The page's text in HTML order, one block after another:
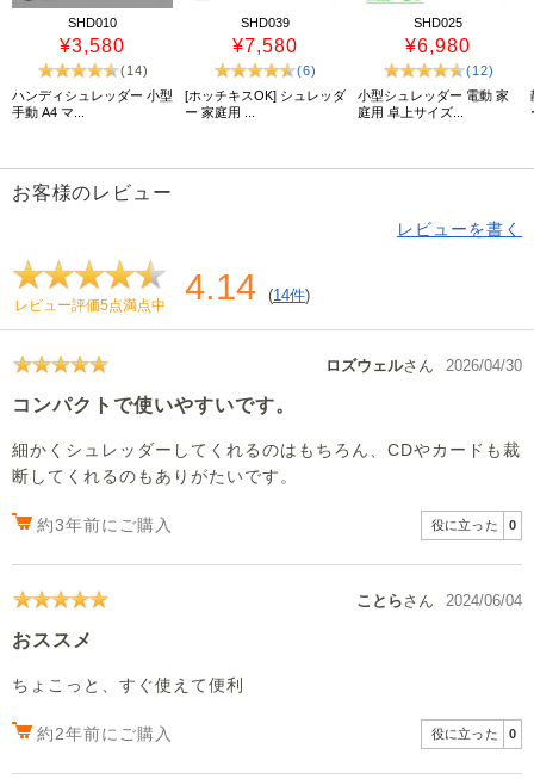
SHD010
¥3,580
(14)
ハンディシュレッダー 小型
手動 A4 マ...
SHD039
¥7,580
(6)
[ホッチキスOK] シュレッダ
ー 家庭用 ...
SHD025
¥6,980
(12)
小型シュレッダー 電動 家
庭用 卓上サイズ...
お客様のレビュー
レビューを書く
レビュー評価5点満点中 4.14 (14件)
ロズウェルさん 2026/04/30
コンパクトで使いやすいです。
細かくシュレッダーしてくれるのはもちろん、CDやカードも裁
断してくれるのもありがたいです。
約3年前にご購入 役に立った 0
ことらさん 2024/06/04
おススメ
ちょこっと、すぐ使えて便利
約2年前にご購入 役に立った 0